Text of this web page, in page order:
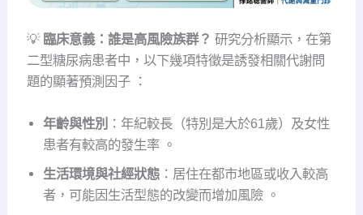
💡 臨床意義：誰是高風險族群？ 研究分析顯示，在第
二型糖尿病患者中，以下幾項特徵是誘發相關代謝問
題的顯著預測因子
：
年齡與性別
：年紀較長（特別是大於61歲）及女性
患者有較高的發生率 。
生活環境與社經狀態：居住在都市地區或收入較高
者，可能因生活型態的改變而增加風險 。